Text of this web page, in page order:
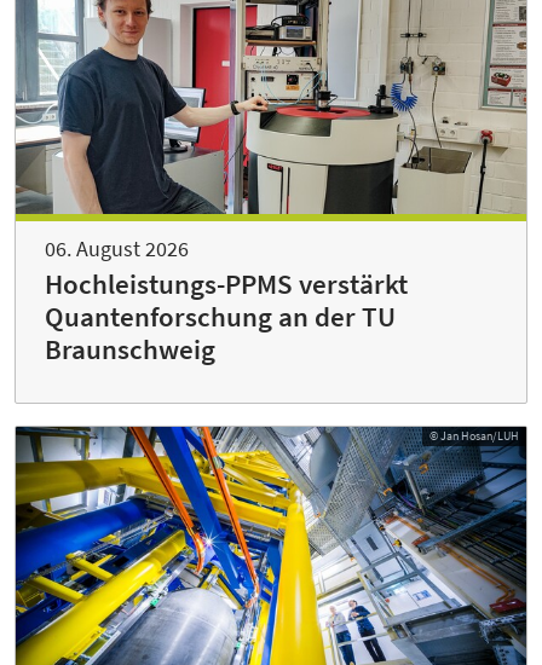
06. August 2026
Hochleistungs-PPMS verstärkt
Quantenforschung an der TU
Braunschweig
© Jan Hosan/LUH